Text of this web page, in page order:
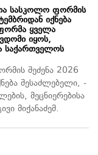
სასკოლო ფორმის
იქნება
ყველა
იყოს,
საქართველოს
შეძენა 2026
შესაძლებელი, -
მეცნიერებისა
მიქანაძემ.